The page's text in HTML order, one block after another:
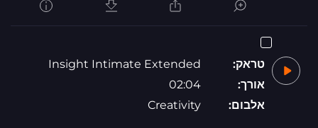
טראק:
Insight Intimate Extended
אורך:
02:04
אלבום:
Creativity